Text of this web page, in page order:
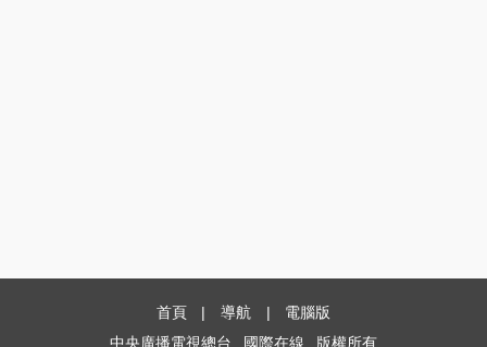
首頁 | 導航 |
電腦版
中央廣播電視總台
國際在線 版權所有